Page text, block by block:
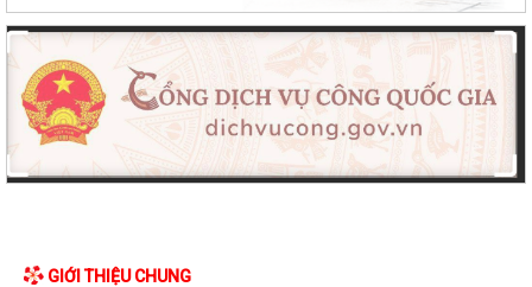
GIỚI THIỆU CHUNG